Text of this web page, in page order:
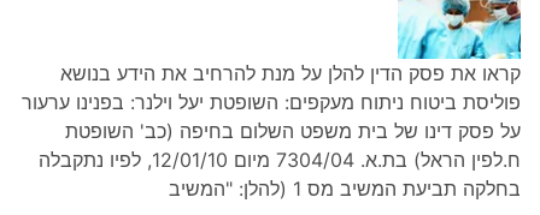
קראו את פסק הדין להלן על מנת להרחיב את הידע בנושא
פוליסת ביטוח ניתוח מעקפים: השופטת יעל וילנר: בפנינו ערעור
על פסק דינו של בית משפט השלום בחיפה (כב' השופטת
ח.לפין הראל) בת.א. 7304/04 מיום 12/01/10, לפיו נתקבלה
בחלקה תביעת המשיב מס 1 (להלן: "המשיב